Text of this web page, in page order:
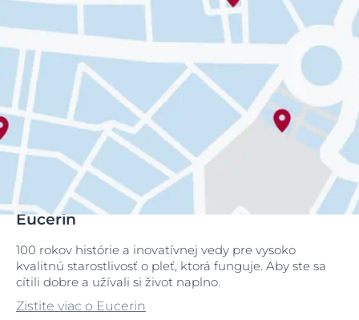
Eucerin
100 rokov histórie a inovatívnej vedy pre vysoko
kvalitnú starostlivosť o pleť, ktorá funguje. Aby ste sa
cítili dobre a užívali si život naplno.
Zistite viac o Eucerin